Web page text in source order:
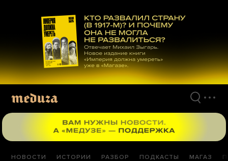
материалам
НОВОСТИ ИСТОРИИ РАЗБОР ПОДКАСТЫ МАГАЗ